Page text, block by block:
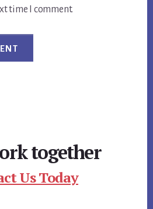
time I comment.
together
Us Today